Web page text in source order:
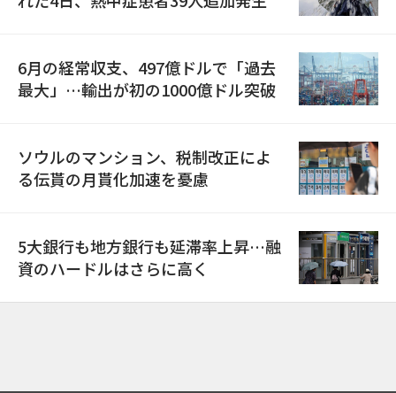
6月の経常収支、497億ドルで「過去
最大」…輸出が初の1000億ドル突破
ソウルのマンション、税制改正によ
る伝貰の月貰化加速を憂慮
5大銀行も地方銀行も延滞率上昇…融
資のハードルはさらに高く